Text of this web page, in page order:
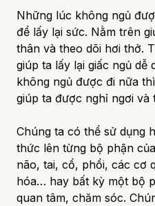
Những lúc không ngủ
để lấy lại sức. Nằm trên
thân và theo dõi hơi thở.
giúp ta lấy lại giấc ngủ dễ
không ngủ được đi nữa
giúp ta được nghỉ ngơi và
Chúng ta có thể sử dụng
thức lên từng bộ phận
não, tai, cổ, phổi, các cơ
hóa… hay bất kỳ một bộ
quan tâm, chăm sóc.